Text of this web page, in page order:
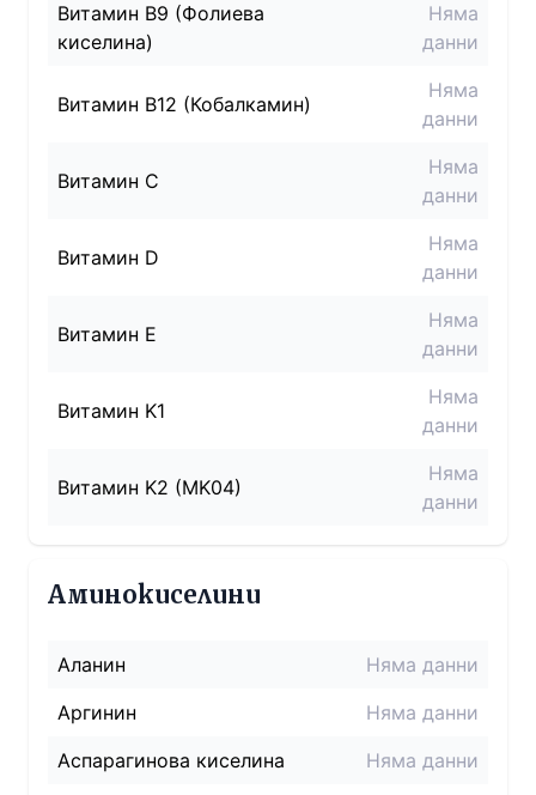
Витамин B9 (Фолиева
киселина)
Няма
данни
Витамин B12 (Кобалкамин)
Няма
данни
Витамин C
Няма
данни
Витамин D
Няма
данни
Витамин E
Няма
данни
Витамин K1
Няма
данни
Витамин K2 (MK04)
Няма
данни
Аминокиселини
Аланин
Няма данни
Аргинин
Няма данни
Аспарагинова киселина
Няма данни